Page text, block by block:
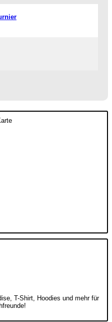
T-Shirt, Hoodies und mehr für